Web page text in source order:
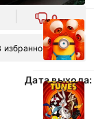
0
избранное
Дата выхода: